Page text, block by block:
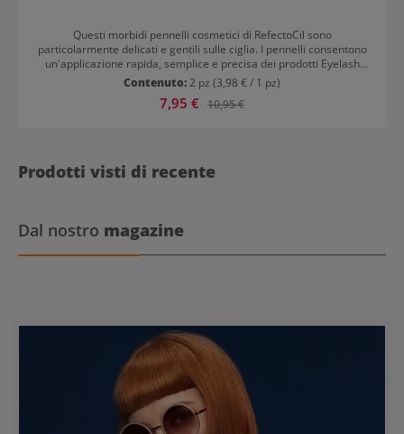
Questi morbidi pennelli cosmetici di RefectoCil sono
particolarmente delicati e gentili sulle ciglia. I pennelli consentono
un'applicazione rapida, semplice e precisa dei prodotti Eyelash
Curl Refill sulle ciglia. La messa in piega delle ciglia diventa così
ancora più facile. La curvatura sottile delle ciglia rimane intatta fino
tra loro.
Contenuto:2 pz (3,98 € / 1 pz)
Prezzo di vendita:
7,95 € Prezzo normale:
10,95 €
Prodotti visti di recente
Dal nostro magazine